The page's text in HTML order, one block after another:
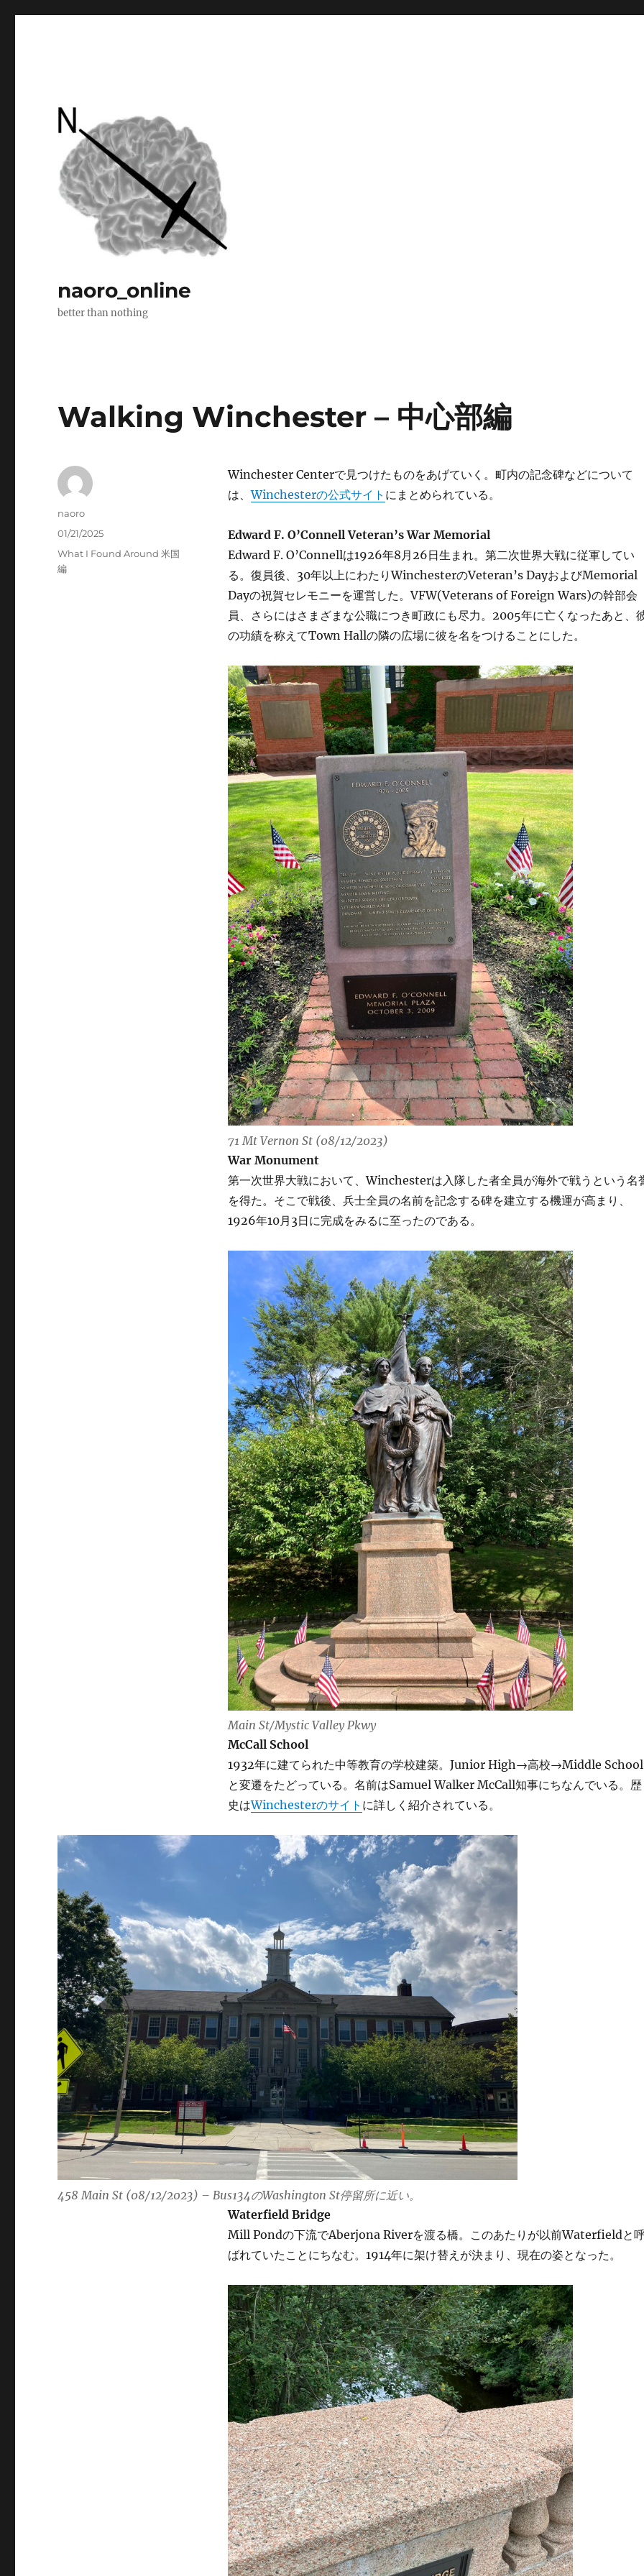
naoro_online
better than nothing
Walking Winchester – 中心部編
Winchester Centerで見つけたものをあげていく。町内の記念碑などについて
は、Winchesterの公式サイト にまとめられている。
Edward F. O’Connell Veteran’s War Memorial
Edward F. O’Connellは1926年8月26日生まれ。第二次世界大戦に従軍してい
る。復員後、30年以上にわたりWinchesterのVeteran’s DayおよびMemorial
Dayの祝賀セレモニーを運営した。VFW(Veterans of Foreign Wars)の幹部会
員、さらにはさまざまな公職につき町政にも尽力。2005年に亡くなったあと、
の功績を称えてTown Hallの隣の広場に彼を名をつけることにした。
71 Mt Vernon St (08/12/2023)
War Monument
第一次世界大戦において、Winchesterは入隊した者全員が海外で戦うという名
を得た。そこで戦後、兵士全員の名前を記念する碑を建立する機運が高まり、
1926年10月3日に完成をみるに至ったのである。
Main St/Mystic Valley Pkwy
McCall School
1932年に建てられた中等教育の学校建築。Junior High→高校→Middle School
と変遷をたどっている。名前はSamuel Walker McCall知事にちなんでいる。歴
史はWinchesterのサイト に詳しく紹介されている。
458 Main St (08/12/2023) – Bus134のWashington St停留所に近い。
Waterfield Bridge
Mill Pondの下流でAberjona Riverを渡る橋。このあたりが以前Waterfieldと
ばれていたことにちなむ。1914年に架け替えが決まり、現在の姿となった。
Author
naoro
Posted
on
01/21/2025
Categories
What I Found Around 米国
編